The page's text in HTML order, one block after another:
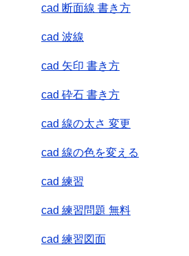
cad 断面線 書き方
cad 波線
cad 矢印 書き方
cad 砕石 書き方
cad 線の太さ 変更
cad 線の色を変える
cad 練習
cad 練習問題 無料
cad 練習図面